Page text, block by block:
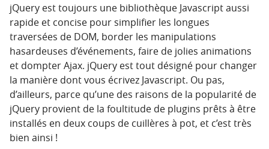
jQuery est toujours une bibliothèque Javascript aussi
rapide et concise pour simplifier les longues
traversées de DOM, border les manipulations
hasardeuses d’événements, faire de jolies animations
et dompter Ajax. jQuery est tout désigné pour changer
la manière dont vous écrivez Javascript. Ou pas,
d’ailleurs, parce qu’une des raisons de la popularité de
jQuery provient de la foultitude de plugins prêts à être
installés en deux coups de cuillères à pot, et c’est très
bien ainsi !